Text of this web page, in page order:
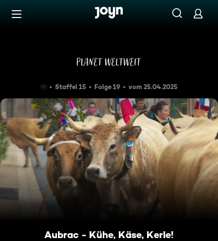
Zum Inhalt springen
Staffel 15 Folge 19 vom 25.04.2025
Aubrac - Kühe, Käse, Kerle!